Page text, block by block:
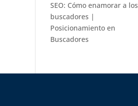
SEO: Cómo enamorar a los
buscadores |
Posicionamiento en
Buscadores